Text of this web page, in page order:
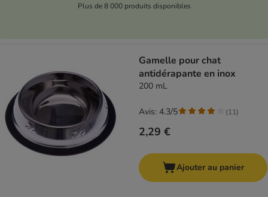
Plus de 8 000 produits disponibles
Gamelle pour chat
antidérapante en inox
200 mL
2,29 €
Avis: 4.3/5 (11)
Ajouter au panier